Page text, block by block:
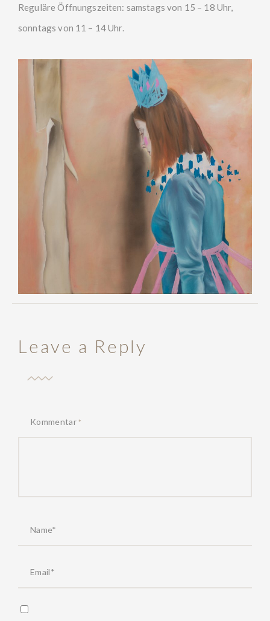
Reguläre Öffnungszeiten: samstags von 15 – 18 Uhr,
sonntags von 11 – 14 Uhr.
Leave a Reply
Kommentar *